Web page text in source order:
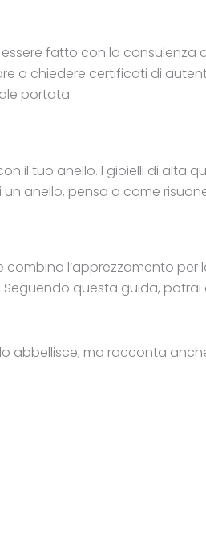
fatto con la
a chiedere certificati di
portata.
il tuo anello. I gioielli di
anello, pensa a come
l’apprezzamento
Seguendo questa guida,
abbellisce, ma racconta